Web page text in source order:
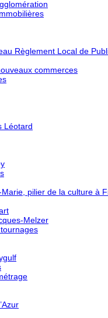
Règlement Local de
commerces
Léotard
pilier de la culture à
Melzer